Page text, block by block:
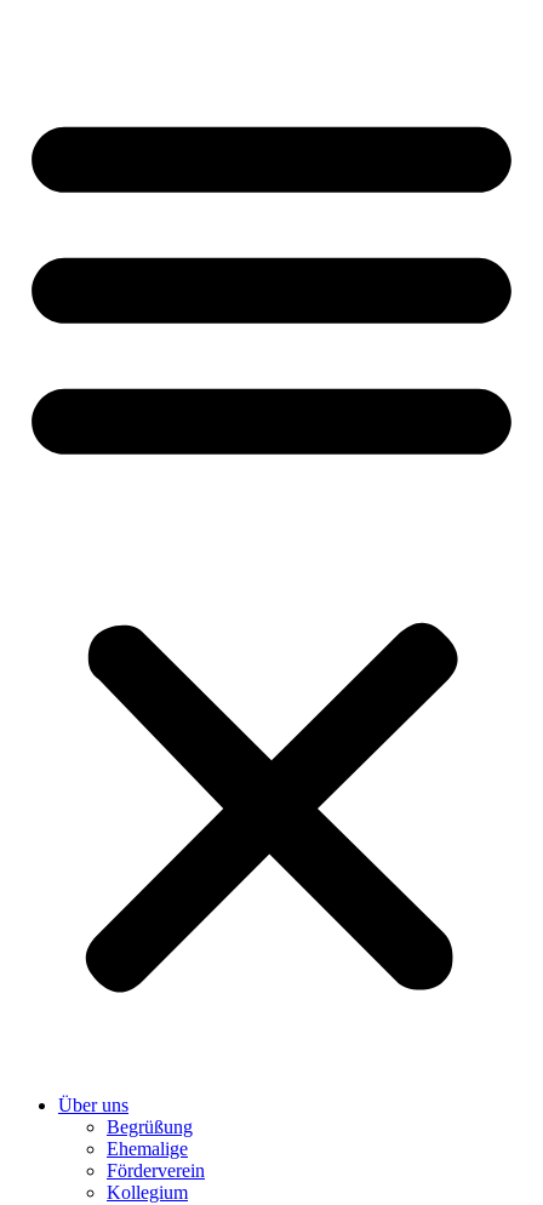
Über uns
Begrüßung
Ehemalige
Förderverein
Kollegium